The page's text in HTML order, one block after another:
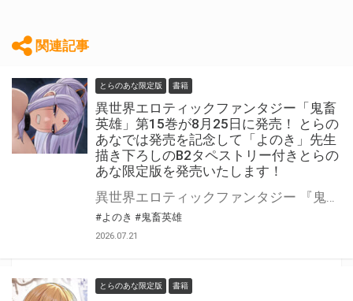
関連記事
とらのあな限定版 書籍
異世界エロティックファンタジー「鬼畜
英雄」第15巻が8月25日に発売！ とらの
あなでは発売を記念して「よのき」先生
描き下ろしのB2タペストリー付きとらの
あな限定版を発売いたします！
異世界エロティックファンタジー 『鬼畜英雄』第15巻が8月25日(火)に発売！ とらのあなでは発売を記念して「B2タペストリー付き」とらのあな限定版を発売いたします。 イラストは「よのき」先生の描き下ろしです！ とらのあな限定版の数は限られていますので是非お早めにお求めください！
#よのき #鬼畜英雄
2026.07.21
とらのあな限定版 書籍